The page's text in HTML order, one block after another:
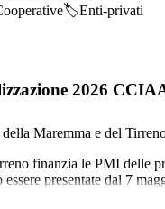
🏷️Enti-privati
2026
Maremma e del
finanzia le PMI delle
presentate dal 7